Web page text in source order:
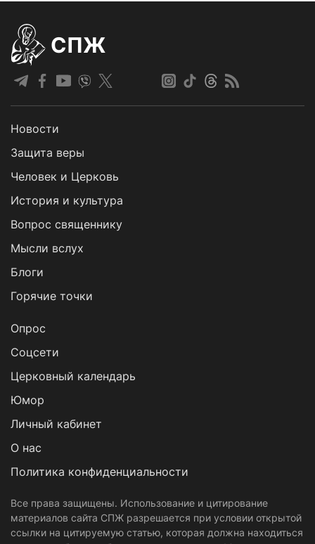
СПЖ
Новости
Защита веры
Человек и Церковь
История и культура
Вопрос священнику
Мысли вслух
Блоги
Горячие точки
Опрос
Cоцсети
Церковный календарь
Юмор
Личный кабинет
О нас
Политика конфиденциальности
Все права защищены. Использование и цитирование
материалов сайта СПЖ разрешается при условии открытой
ссылки на цитируемую статью, которая должна находиться